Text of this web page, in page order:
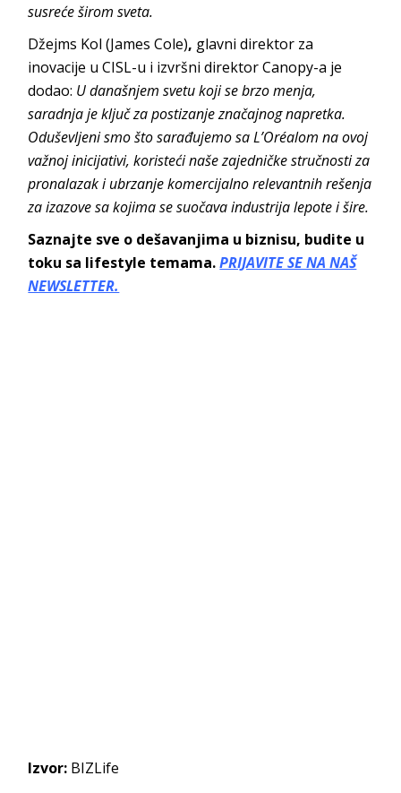
susreće širom sveta.
Džejms Kol (James Cole), glavni direktor za
inovacije u CISL-u i izvršni direktor Canopy-a je
dodao: U današnjem svetu koji se brzo menja,
saradnja je ključ za postizanje značajnog napretka.
Oduševljeni smo što sarađujemo sa L’Oréalom na ovoj
važnoj inicijativi, koristeći naše zajedničke stručnosti za
pronalazak i ubrzanje komercijalno relevantnih rešenja
za izazove sa kojima se suočava industrija lepote i šire.
Saznajte sve o dešavanjima u biznisu, budite u
toku sa lifestyle temama.PRIJAVITE SE NA NAŠ
NEWSLETTER.
Izvor: BIZLife